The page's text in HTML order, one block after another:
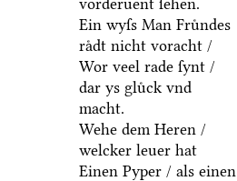
Ein wyſs Man Fruͤndes
raͤdt nicht voracht /
Wor veel rade ſynt /
dar ys gluͤck vnd
macht.
Wehe dem Heren /
welcker leuer hat
Einen Pyper / als einen